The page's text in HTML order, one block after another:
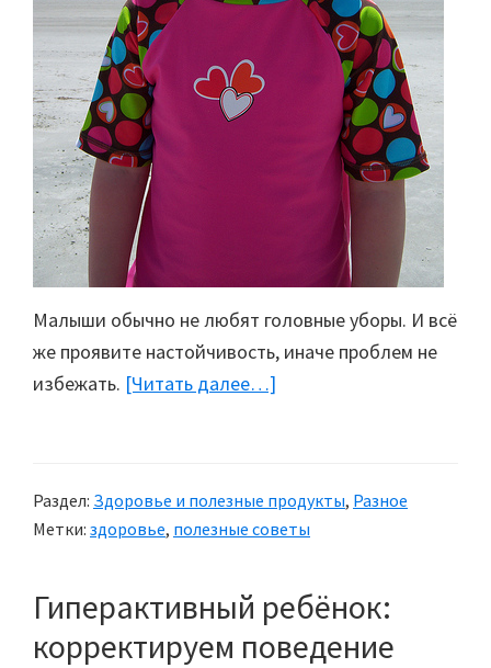
Малыши обычно не любят головные уборы. И всё
же проявите настойчивость, иначе проблем не
избежать. [Читать далее…]
малыши:
Полезные
Раздел: Здоровье и полезные продукты, Разное
Метки: здоровье, полезные советы
Гиперактивный ребёнок:
корректируем поведение